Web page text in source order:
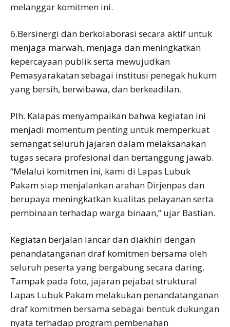
melanggar komitmen ini.
6.Bersinergi dan berkolaborasi secara aktif untuk
menjaga marwah, menjaga dan meningkatkan
kepercayaan publik serta mewujudkan
Pemasyarakatan sebagai institusi penegak hukum
yang bersih, berwibawa, dan berkeadilan.
Plh. Kalapas menyampaikan bahwa kegiatan ini
menjadi momentum penting untuk memperkuat
semangat seluruh jajaran dalam melaksanakan
tugas secara profesional dan bertanggung jawab.
“Melalui komitmen ini, kami di Lapas Lubuk
Pakam siap menjalankan arahan Dirjenpas dan
berupaya meningkatkan kualitas pelayanan serta
pembinaan terhadap warga binaan,” ujar Bastian.
Kegiatan berjalan lancar dan diakhiri dengan
penandatanganan draf komitmen bersama oleh
seluruh peserta yang bergabung secara daring.
Tampak pada foto, jajaran pejabat struktural
Lapas Lubuk Pakam melakukan penandatanganan
draf komitmen bersama sebagai bentuk dukungan
nyata terhadap program pembenahan